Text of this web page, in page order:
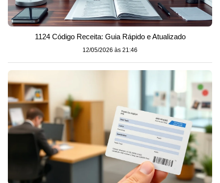
1124 Código Receita: Guia Rápido e Atualizado
12/05/2026 às 21:46